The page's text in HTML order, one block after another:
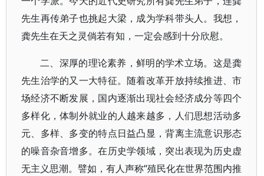
先生再传弟子也挑起大梁，成为学科带头人。我想，
龚先生在天之灵倘若有知，一定会感到十分欣慰。
二、深厚的理论素养，鲜明的学术立场。这是龚
先生治学的又一大特征。随着改革开放持续推进、市
场经济不断发展，国内逐渐出现社会经济成分等四个
多样化，体制外就业的人越来越多，人们思想活动多
元、多样、多变的特点日益凸显，背离主流意识形态
的噪音杂音增多。在历史学领域，突出表现为历史虚
无主义思潮。譬如，有人声称“殖民化在世界范围内推